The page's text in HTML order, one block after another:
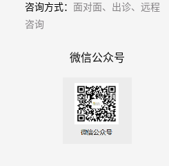
咨询方式： 面对面、出诊、远程
咨询
微信公众号